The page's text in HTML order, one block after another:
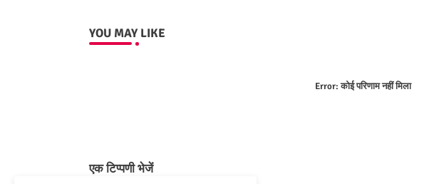
YOU MAY LIKE
Error:कोई परिणाम नहीं मिला
एक टिप्पणी भेजें